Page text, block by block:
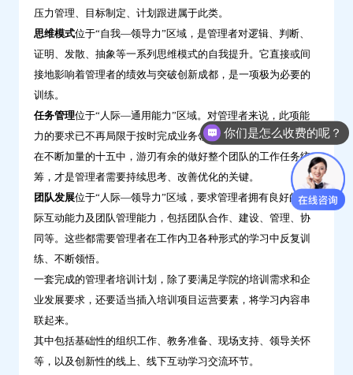
压力管理、目标制定、计划跟进属于此类。
思维模式位于“自我—领导力”区域，是管理者对逻辑、判断、
证明、发散、抽象等一系列思维模式的自我提升。它直接或间
接地影响着管理者的绩效与突破创新成都，是一项极为必要的
训练。
任务管理位于“人际—通用能力”区域。对管理者来说，此项能
力的要求已不再局限于按时完成业务领域的标准化作业。如何
在不断加量的十五中，游刃有余的做好整个团队的工作任务统
筹，才是管理者需要持续思考、改善优化的关键。
团队发展位于“人际—领导力”区域，要求管理者拥有良好的人
际互动能力及团队管理能力，包括团队合作、建设、管理、协
同等。这些都需要管理者在工作内卫各种形式的学习中反复训
练、不断领悟。
一套完成的管理者培训计划，除了要满足学院的培训需求和企
业发展要求，还要适当插入培训项目运营要素，将学习内容串
联起来。
其中包括基础性的组织工作、教务准备、现场支持、领导关怀
等，以及创新性的线上、线下互动学习交流环节。
你们是怎么收费的呢？